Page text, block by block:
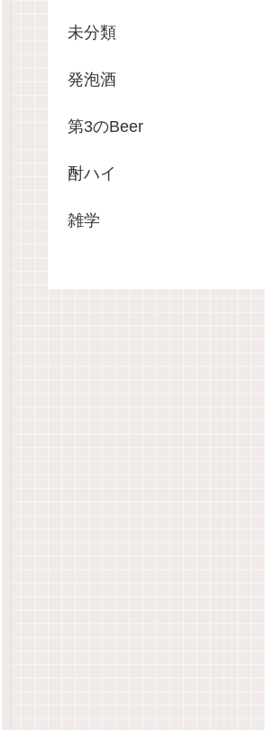
未分類
発泡酒
第3のBeer
酎ハイ
雑学